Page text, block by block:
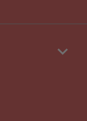
keyboard_arrow_down